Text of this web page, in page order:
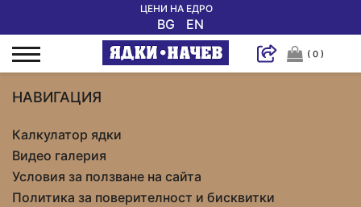
ЦЕНИ НА ЕДРО
BG EN
( 0 )
НАВИГАЦИЯ
Калкулатор ядки
Видео галерия
Условия за ползване на сайта
Политика за поверителност и бисквитки